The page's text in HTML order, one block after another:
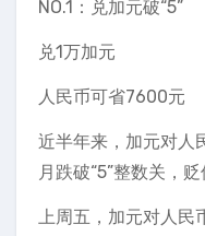
NO.1：兑加元破“5”
兑1万加元
人民币可省7600元
近半年来，加元对人
月跌破“5”整数关，贬
上周五，加元对人民